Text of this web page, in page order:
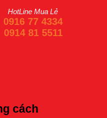
HotLine Mua Lẻ
0916 77 4334
0914 81 5511
cách